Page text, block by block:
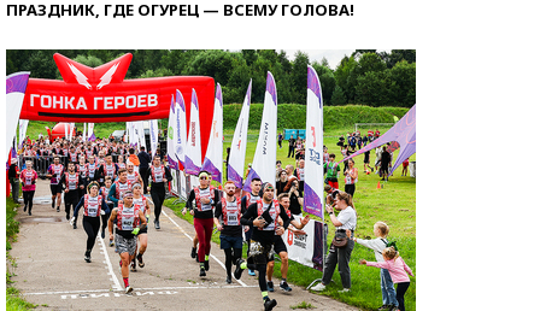
ПРАЗДНИК, ГДЕ ОГУРЕЦ — ВСЕМУ ГОЛОВА!